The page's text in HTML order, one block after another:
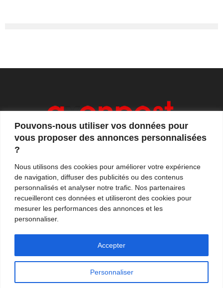
Pouvons-nous utiliser vos données pour
vous proposer des annonces personnalisées
?
Nous utilisons des cookies pour améliorer votre expérience
de navigation, diffuser des publicités ou des contenus
personnalisés et analyser notre trafic. Nos partenaires
recueilleront ces données et utiliseront des cookies pour
mesurer les performances des annonces et les
personnaliser.
Personnaliser
Accepter
et de tendances. Notre équipe de journalistes vous
propose quotidiennement de suivre l'actualité en
France et à l'international.
Contactez-nous:contact@axonpost.com